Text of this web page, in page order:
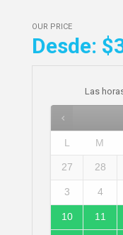
OUR PRICE
Desde:
Las
L M
27 28
3 4
10 11